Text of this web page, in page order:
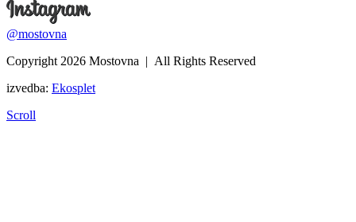
@mostovna
Copyright 2026 Mostovna | All Rights Reserved
izvedba: Ekosplet
Scroll